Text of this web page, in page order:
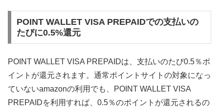
POINT WALLET VISA PREPAIDでの支払いの
たびに0.5%還元
POINT WALLET VISA PREPAIDは、支払いのたび0.5％ポ
イントが還元されます。通常ポイントサイトの対象になっ
ていないamazonの利用でも、POINT WALLET VISA
PREPAIDを利用すれば、0.5％のポイントが還元されるの